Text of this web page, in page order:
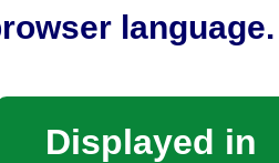
language.
Displayed in